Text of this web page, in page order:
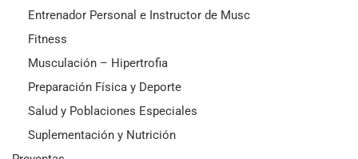
Entrenador Personal e Instructor de Musc
Fitness
Musculación – Hipertrofia
Preparación Física y Deporte
Salud y Poblaciones Especiales
Suplementación y Nutrición